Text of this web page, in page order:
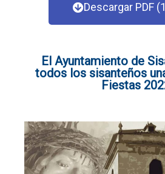
Descargar PDF
El Ayuntamiento de
todos los sisanteños
Fiestas